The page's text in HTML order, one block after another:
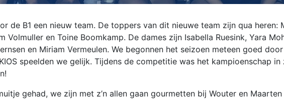
de B1 een nieuw team. De toppers van dit nieuwe team zijn qua heren:
Volmuller en Toine Boomkamp. De dames zijn Isabella Ruesink, Yara
en Miriam Vermeulen. We begonnen het seizoen meteen goed
speelden we gelijk. Tijdens de competitie was het kampioenschap
gehad, we zijn met z’n allen gaan gourmetten bij Wouter en